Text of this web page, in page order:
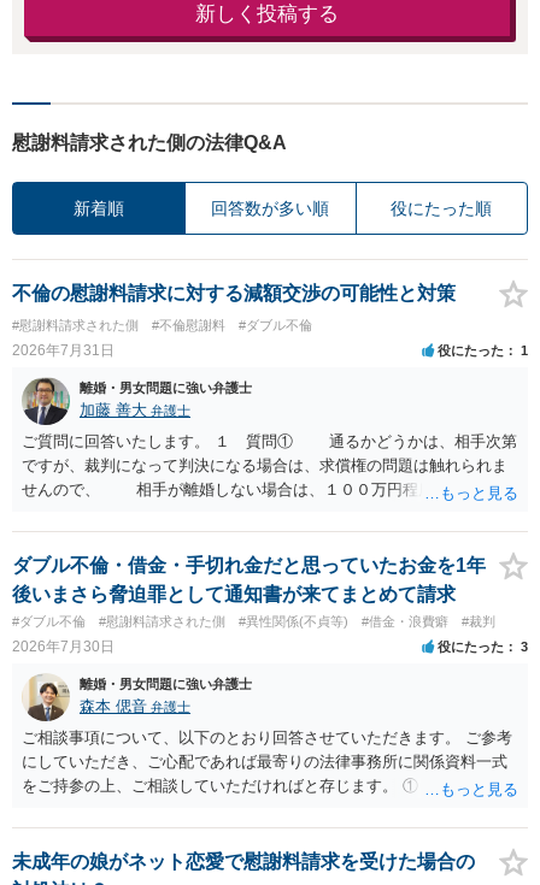
新しく投稿する
慰謝料請求された側の法律Q&A
新着順 回答数が多い順 役にたった順
不倫の慰謝料請求に対する減額交渉の可能性と対策
#慰謝料請求された側 #不倫慰謝料 #ダブル不倫
2026年7月31日 役にたった 1
離婚・男女問題に強い弁護士
加藤 善大 弁護士
ご質問に回答いたします。 １ 質問① 通るかどうかは、相手次第
ですが、裁判になって判決になる場合は、求償権の問題は触れられま
せんので、 相手が離婚しない場合は、１００万円程度となる可能
するデメリットはありますから（経済的、時間的、精神的負担等）、
反対にご自身が、裁判も辞さずという姿勢を示すことで、プラス
に働く可能性は有り得ます。 交渉で解決する多くの場合は、相手
が弁護士に依頼しているケースで、５０万円以下で合意できる場合は
稀であると思います。 通常は、６０万円から８０万円程度になる
ことが多いというのが私の印象です。 ２ 質問② ご記載の内容が
減額を進めるうえでの交渉材料かと思います。 なお、ご自身が離
婚しないことは、交渉材料にはならないかと思いますので、ご注意く
ださい。 また、相手夫婦の婚姻関係が既に破綻していたことや、
相手女性が結婚しているとは知らなかったと主張することもあります
が、 ケースバイケースですので、ご自身の場合にそれらの主張が
できるかはよくお考え下さい。 ３ 質問③ 違約金を５０万円とす
る旨の交渉をすることが妥当かどうかという基準はありません。
公序良俗に反するような金額では、その条項自体が無効になり得ます
が、 ２００万円でも、５０万円でも、公序良俗に反するほど高額
ダブル不倫・借金・手切れ金だと思っていたお金を1年
後いまさら脅迫罪として通知書が来てまとめて請求
#ダブル不倫 #慰謝料請求された側 #異性関係(不貞等) #借金・浪費癖 #裁判
2026年7月30日 役にたった 3
離婚・男女問題に強い弁護士
森本 偲音 弁護士
ご相談事項について、以下のとおり回答させていただきます。 ご参考
にしていただき、ご心配であれば最寄りの法律事務所に関係資料一式
をご持参の上、ご相談していただければと存じます。 ① このLINEの
される可能性はあるのか ⇒LINEを含む１００万円の貸付に至るまでの
やり取り等の経緯、誓約書の内容等を踏まえて、関係を清算するため
の 金銭であったと評価される可能性はあると考えます。 ② 「今後一
未成年の娘がネット恋愛で慰謝料請求を受けた場合の